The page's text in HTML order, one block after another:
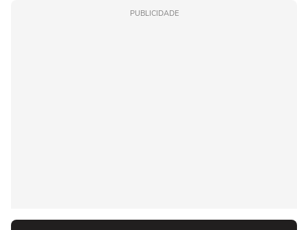
PUBLICIDADE